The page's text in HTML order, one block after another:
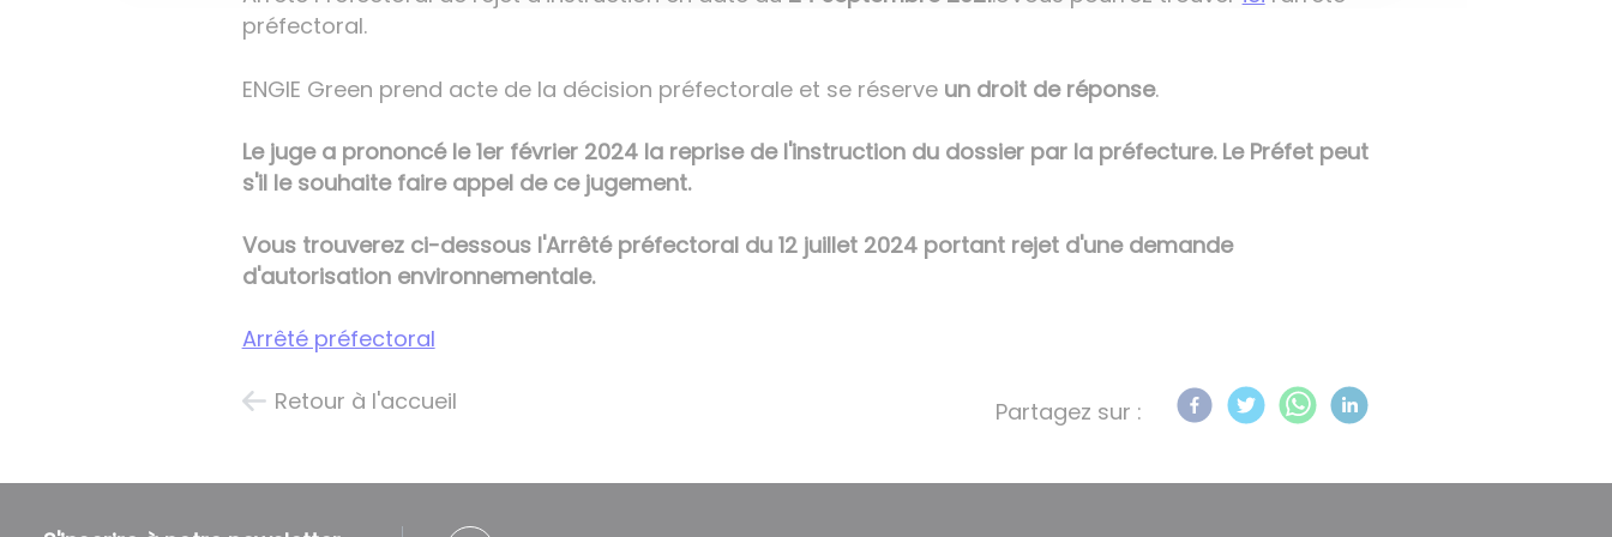
préfectoral.
ENGIE Green prend acte de la décision préfectorale et se réserve un droit de réponse.
Le juge a prononcé le 1er février 2024 la reprise de l'instruction du dossier par la préfecture. Le Préfet peut
s'il le souhaite faire appel de ce jugement.
Vous trouverez ci-dessous l'Arrêté préfectoral du 12 juillet 2024 portant rejet d'une demande
d'autorisation environnementale.
Arrêté préfectoral
Retour à l'accueil Partagez sur :